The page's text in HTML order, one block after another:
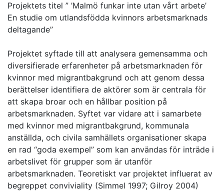
Projektets titel ” ’Malmö funkar inte utan vårt arbete’
En studie om utlandsfödda kvinnors arbetsmarknads
deltagande”
Projektet syftade till att analysera gemensamma och
diversifierade erfarenheter på arbetsmarknaden för
kvinnor med migrantbakgrund och att genom dessa
berättelser identifiera de aktörer som är centrala för
att skapa broar och en hållbar position på
arbetsmarknaden. Syftet var vidare att i samarbete
med kvinnor med migrantbakgrund, kommunala
anställda, och civila samhällets organisationer skapa
en rad “goda exempel” som kan användas för inträde i
arbetslivet för grupper som är utanför
arbetsmarknaden. Teoretiskt var projektet influerat av
begreppet conviviality (Simmel 1997; Gilroy 2004)